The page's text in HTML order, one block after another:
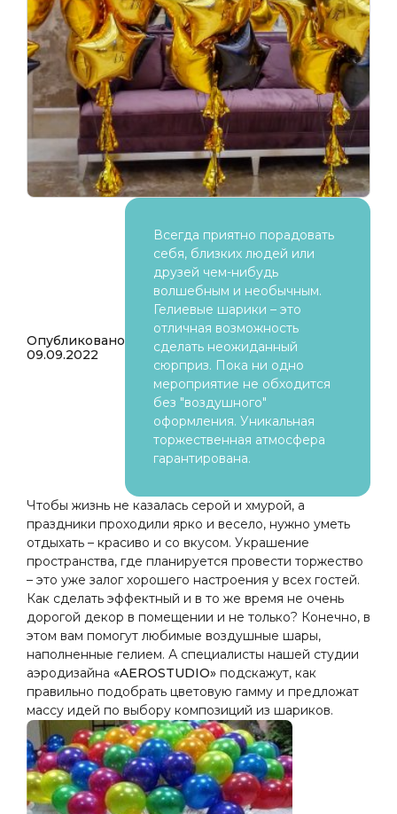
Опубликовано
09.09.2022
Всегда приятно порадовать
себя, близких людей или
друзей чем-нибудь
волшебным и необычным.
Гелиевые шарики – это
отличная возможность
сделать неожиданный
сюрприз. Пока ни одно
мероприятие не обходится
без "воздушного"
оформления. Уникальная
торжественная атмосфера
гарантирована.
Чтобы жизнь не казалась серой и хмурой, а
праздники проходили ярко и весело, нужно уметь
отдыхать – красиво и со вкусом. Украшение
пространства, где планируется провести торжество
– это уже залог хорошего настроения у всех гостей.
Как сделать эффектный и в то же время не очень
дорогой декор в помещении и не только? Конечно, в
этом вам помогут любимые воздушные шары,
наполненные гелием. А специалисты нашей студии
аэродизайна «AEROSTUDIO» подскажут, как
правильно подобрать цветовую гамму и предложат
массу идей по выбору композиций из шариков.